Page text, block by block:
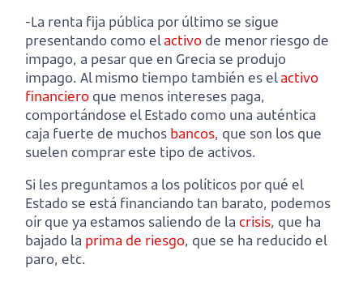
-La renta fija pública por último se sigue
presentando como elactivo de menor riesgo de
impago, a pesar que en Grecia se produjo
impago. Al mismo tiempo también es elactivo
financiero que menos intereses paga,
comportándose el Estado como una auténtica
caja fuerte de muchos bancos, que son los que
suelen comprar este tipo de activos.
Si les preguntamos a los políticos por qué el
Estado se está financiando tan barato, podemos
oír que ya estamos saliendo de la crisis, que ha
bajado la prima de riesgo, que se ha reducido el
paro, etc.